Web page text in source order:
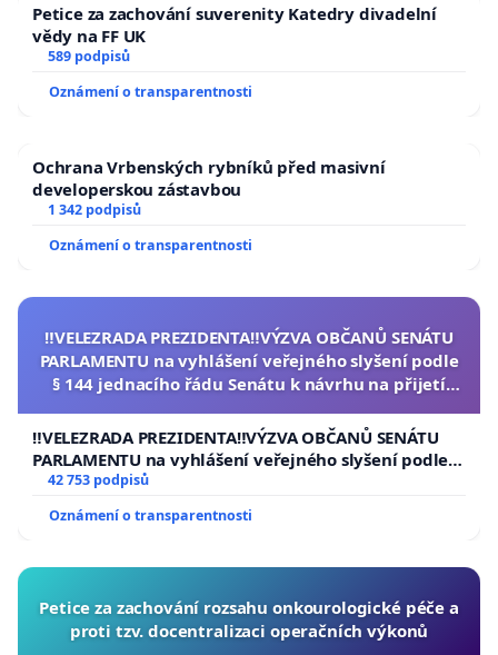
Petice za zachování suverenity Katedry divadelní
vědy na FF UK
589 podpisů
Oznámení o transparentnosti
Ochrana Vrbenských rybníků před masivní
developerskou zástavbou
1 342 podpisů
Oznámení o transparentnosti
‼️VELEZRADA PREZIDENTA‼️VÝZVA OBČANŮ SENÁTU
PARLAMENTU na vyhlášení veřejného slyšení podle
§ 144 jednacího řádu Senátu k návrhu na přijetí
republiky
‼️VELEZRADA PREZIDENTA‼️VÝZVA OBČANŮ SENÁTU
PARLAMENTU na vyhlášení veřejného slyšení podle §
144 jednacího řádu Senátu k návrhu na přijetí
republiky
42 753 podpisů
Oznámení o transparentnosti
Petice za zachování rozsahu onkourologické péče a
proti tzv. docentralizaci operačních výkonů